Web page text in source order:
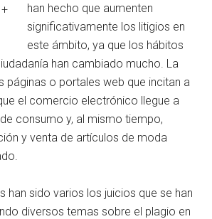
han hecho que aumenten
significativamente los litigios en
este ámbito, ya que los hábitos
han cambiado mucho. La
páginas o portales web que incitan a
el comercio electrónico llegue a
consumo y, al mismo tiempo,
y venta de artículos de moda
han sido varios los juicios que se han
diversos temas sobre el plagio en